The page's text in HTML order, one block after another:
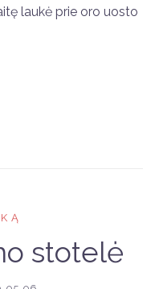
laukė prie oro uosto
stotelė